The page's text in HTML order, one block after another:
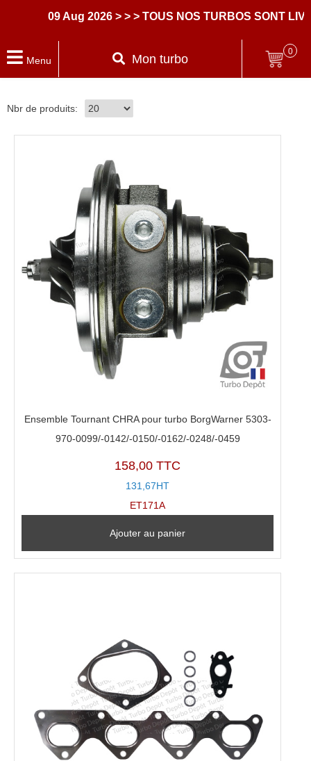
09 Aug 2026 > > > TOUS NOS TURBOS SONT
Menu Mon turbo
0
Nbr de produits:
Ensemble Tournant CHRA pour turbo BorgWarner 5303-
970-0099/-0142/-0150/-0162/-0248/-0459
158,00 TTC
131,67HT
ET171A
Ajouter au panier